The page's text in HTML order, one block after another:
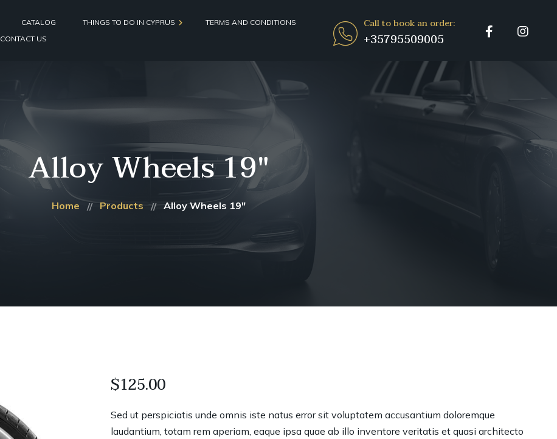
CATALOG THINGS TO DO IN CYPRUS
TERMS AND CONDITIONS
CONTACT US
Call to book an order:
+35795509005
Alloy Wheels 19″
Home Products Alloy Wheels 19″
$125.00
Sed ut perspiciatis unde omnis iste natus error sit voluptatem accusantium doloremque
laudantium, totam rem aperiam, eaque ipsa quae ab illo inventore veritatis et quasi architecto